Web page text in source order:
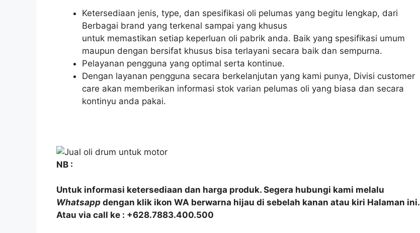
Ketersediaan jenis, type, dan spesifikasi oli pelumas yang begitu lengkap, dari
Berbagai brand yang terkenal sampai yang khusus
untuk memastikan setiap keperluan oli pabrik anda. Baik yang spesifikasi umum
maupun dengan bersifat khusus bisa terlayani secara baik dan sempurna.
Pelayanan pengguna yang optimal serta kontinue.
Dengan layanan pengguna secara berkelanjutan yang kami punya, Divisi customer
care akan memberikan informasi stok varian pelumas oli yang biasa dan secara
kontinyu anda pakai.
NB :
Untuk informasi ketersediaan dan harga produk. Segera hubungi kami melalu
Whatsapp dengan klik ikon WA berwarna hijau di sebelah kanan atau kiri Halaman ini.
Atau via call ke : +628.7883.400.500